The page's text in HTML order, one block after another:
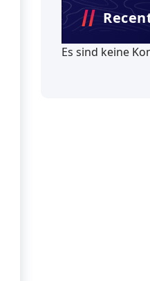
Es sind keine